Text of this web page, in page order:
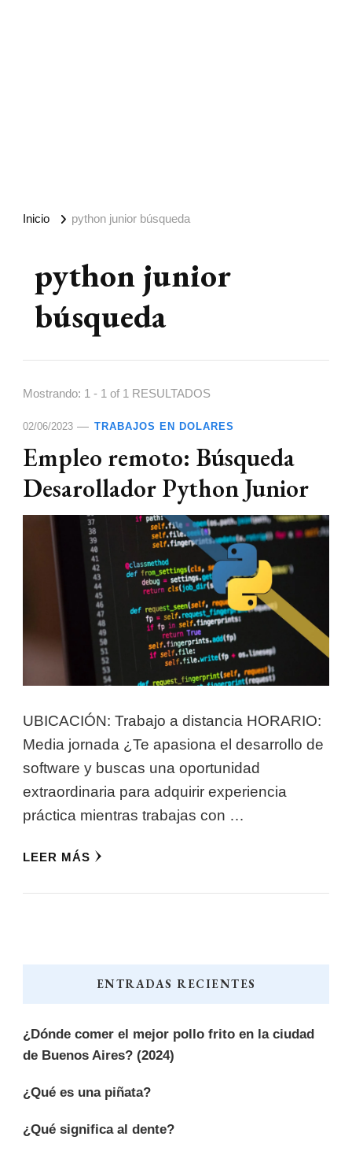
Inicio python junior búsqueda
python junior
búsqueda
Mostrando: 1 - 1 of 1 RESULTADOS
02/06/2023 TRABAJOS EN DOLARES
Empleo remoto: Búsqueda
Desarollador Python Junior
UBICACIÓN: Trabajo a distancia HORARIO:
Media jornada ¿Te apasiona el desarrollo de
software y buscas una oportunidad
extraordinaria para adquirir experiencia
práctica mientras trabajas con …
LEER MÁS
ENTRADAS RECIENTES
¿Dónde comer el mejor pollo frito en la ciudad
de Buenos Aires? (2024)
¿Qué es una piñata?
¿Qué significa al dente?